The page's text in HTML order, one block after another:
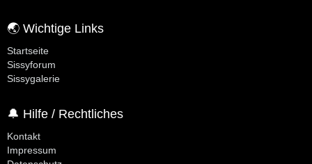
🌏 Wichtige Links
Startseite
Sissyforum
Sissygalerie
🔔 Hilfe / Rechtliches
Kontakt
Impressum